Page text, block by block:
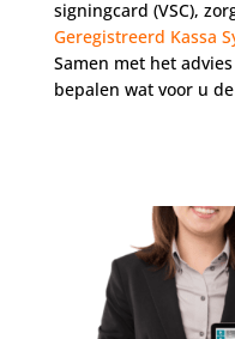
signingcard (VSC),
Geregistreerd Kassa
Samen met het
bepalen wat voor u